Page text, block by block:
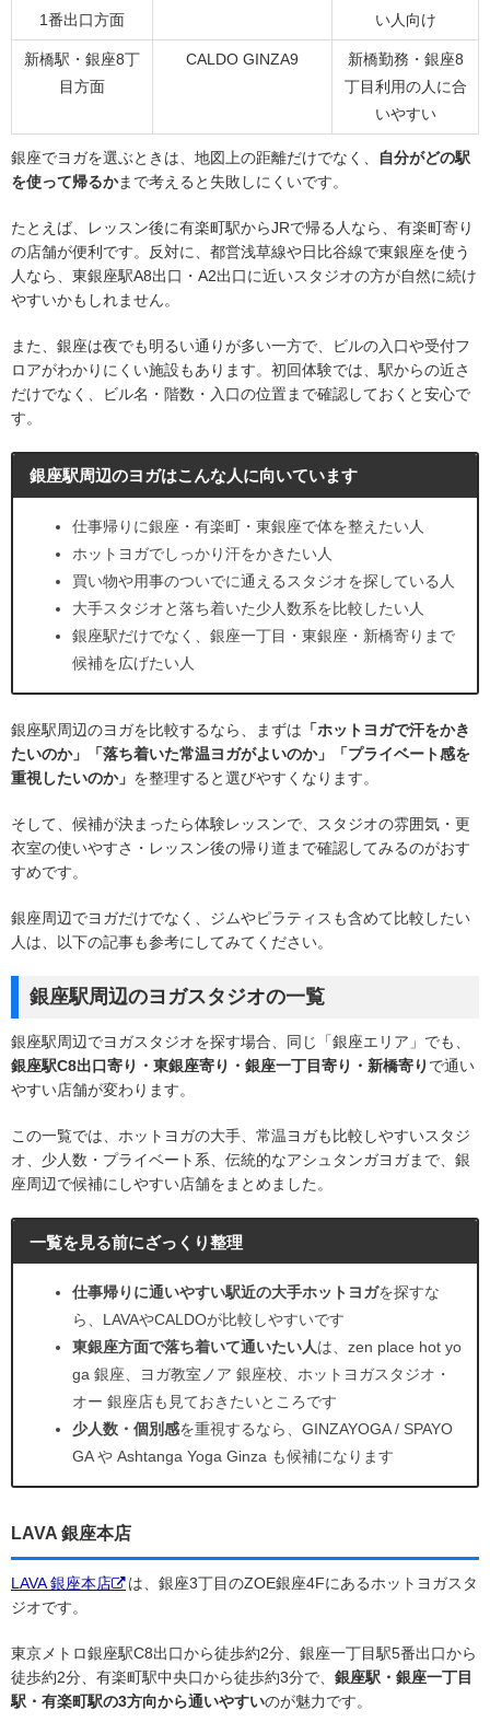
1番出口方面
い人向け
新橋駅・銀座8丁
目方面
CALDO GINZA9
新橋勤務・銀座8
丁目利用の人に合
いやすい
銀座でヨガを選ぶときは、地図上の距離だけでなく、
自分がどの駅
を使って帰るかまで考えると失敗しにくいです。
たとえば、レッスン後に有楽町駅からJRで帰る人なら、有楽町寄り
の店舗が便利です。反対に、都営浅草線や日比谷線で東銀座を使う
人なら、東銀座駅A8出口・A2出口に近いスタジオの方が自然に続け
やすいかもしれません。
また、銀座は夜でも明るい通りが多い一方で、ビルの入口や受付フ
ロアがわかりにくい施設もあります。初回体験では、駅からの近さ
だけでなく、ビル名・階数・入口の位置まで確認しておくと安心で
す。
銀座駅周辺のヨガはこんな人に向いています
仕事帰りに銀座・有楽町・東銀座で体を整えたい人
ホットヨガでしっかり汗をかきたい人
買い物や用事のついでに通えるスタジオを探している人
大手スタジオと落ち着いた少人数系を比較したい人
銀座駅だけでなく、銀座一丁目・東銀座・新橋寄りまで
候補を広げたい人
銀座駅周辺のヨガを比較するなら、まずは 「ホットヨガで汗をかき
たいのか」「落ち着いた常温ヨガがよいのか」「プライベート感を
重視したいのか」 を整理すると選びやすくなります。
そして、候補が決まったら体験レッスンで、スタジオの雰囲気・更
衣室の使いやすさ・レッスン後の帰り道まで確認してみるのがおす
すめです。
銀座周辺でヨガだけでなく、ジムやピラティスも含めて比較したい
人は、以下の記事も参考にしてみてください。
銀座駅周辺のヨガスタジオの一覧
銀座駅周辺でヨガスタジオを探す場合、同じ「銀座エリア」でも、
銀座駅C8出口寄り・東銀座寄り・銀座一丁目寄り・新橋寄り で通い
やすい店舗が変わります。
この一覧では、ホットヨガの大手、常温ヨガも比較しやすいスタジ
オ、少人数・プライベート系、伝統的なアシュタンガヨガまで、銀
座周辺で候補にしやすい店舗をまとめました。
一覧を見る前にざっくり整理
仕事帰りに通いやすい駅近の大手ホットヨガを探すな
ら、LAVAやCALDOが比較しやすいです
東銀座方面で落ち着いて通いたい人は、zen place hot yo
ga 銀座、ヨガ教室ノア 銀座校、ホットヨガスタジオ・
オー 銀座店も見ておきたいところです
少人数・個別感を重視するなら、GINZAYOGA / SPAYO
GA や Ashtanga Yoga Ginza も候補になります
LAVA 銀座本店
LAVA 銀座本店
は、銀座3丁目のZOE銀座4Fにあるホットヨガスタ
ジオです。
東京メトロ銀座駅C8出口から徒歩約2分、銀座一丁目駅5番出口から
徒歩約2分、有楽町駅中央口から徒歩約3分で、 銀座駅・銀座一丁目
駅・有楽町駅の3方向から通いやすいのが魅力です。